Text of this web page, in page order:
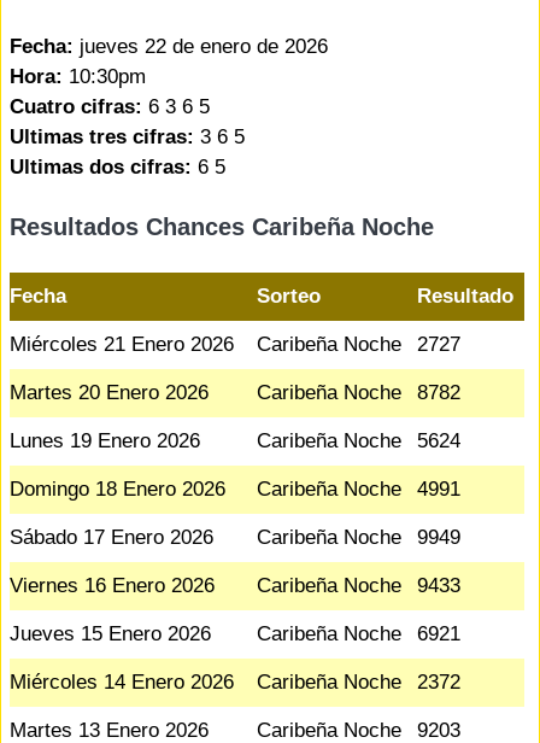
Fecha: jueves 22 de enero de 2026
Hora: 10:30pm
Cuatro cifras: 6 3 6 5
Ultimas tres cifras: 3 6 5
Ultimas dos cifras: 6 5
Resultados Chances Caribeña Noche
Fecha Sorteo Resultado
Miércoles 21 Enero 2026 Caribeña Noche 2727
Martes 20 Enero 2026 Caribeña Noche 8782
Lunes 19 Enero 2026 Caribeña Noche 5624
Domingo 18 Enero 2026 Caribeña Noche 4991
Sábado 17 Enero 2026 Caribeña Noche 9949
Viernes 16 Enero 2026 Caribeña Noche 9433
Jueves 15 Enero 2026 Caribeña Noche 6921
Miércoles 14 Enero 2026 Caribeña Noche 2372
Martes 13 Enero 2026 Caribeña Noche 9203